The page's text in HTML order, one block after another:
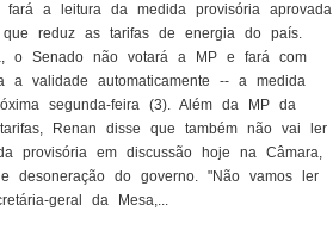
a leitura da medida provisória aprovada
que reduz as tarifas de energia do país.
o Senado não votará a MP e fará com
a validade automaticamente -- a medida
segunda-feira (3). Além da MP da
Renan disse que também não vai ler
provisória em discussão hoje na Câmara,
desoneração do governo. "Não vamos ler
geral da Mesa,...